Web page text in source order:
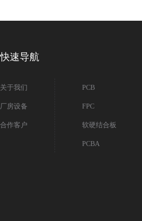
快速导航
关于我们
厂房设备
合作客户
PCB
FPC
软硬结合板
PCBA